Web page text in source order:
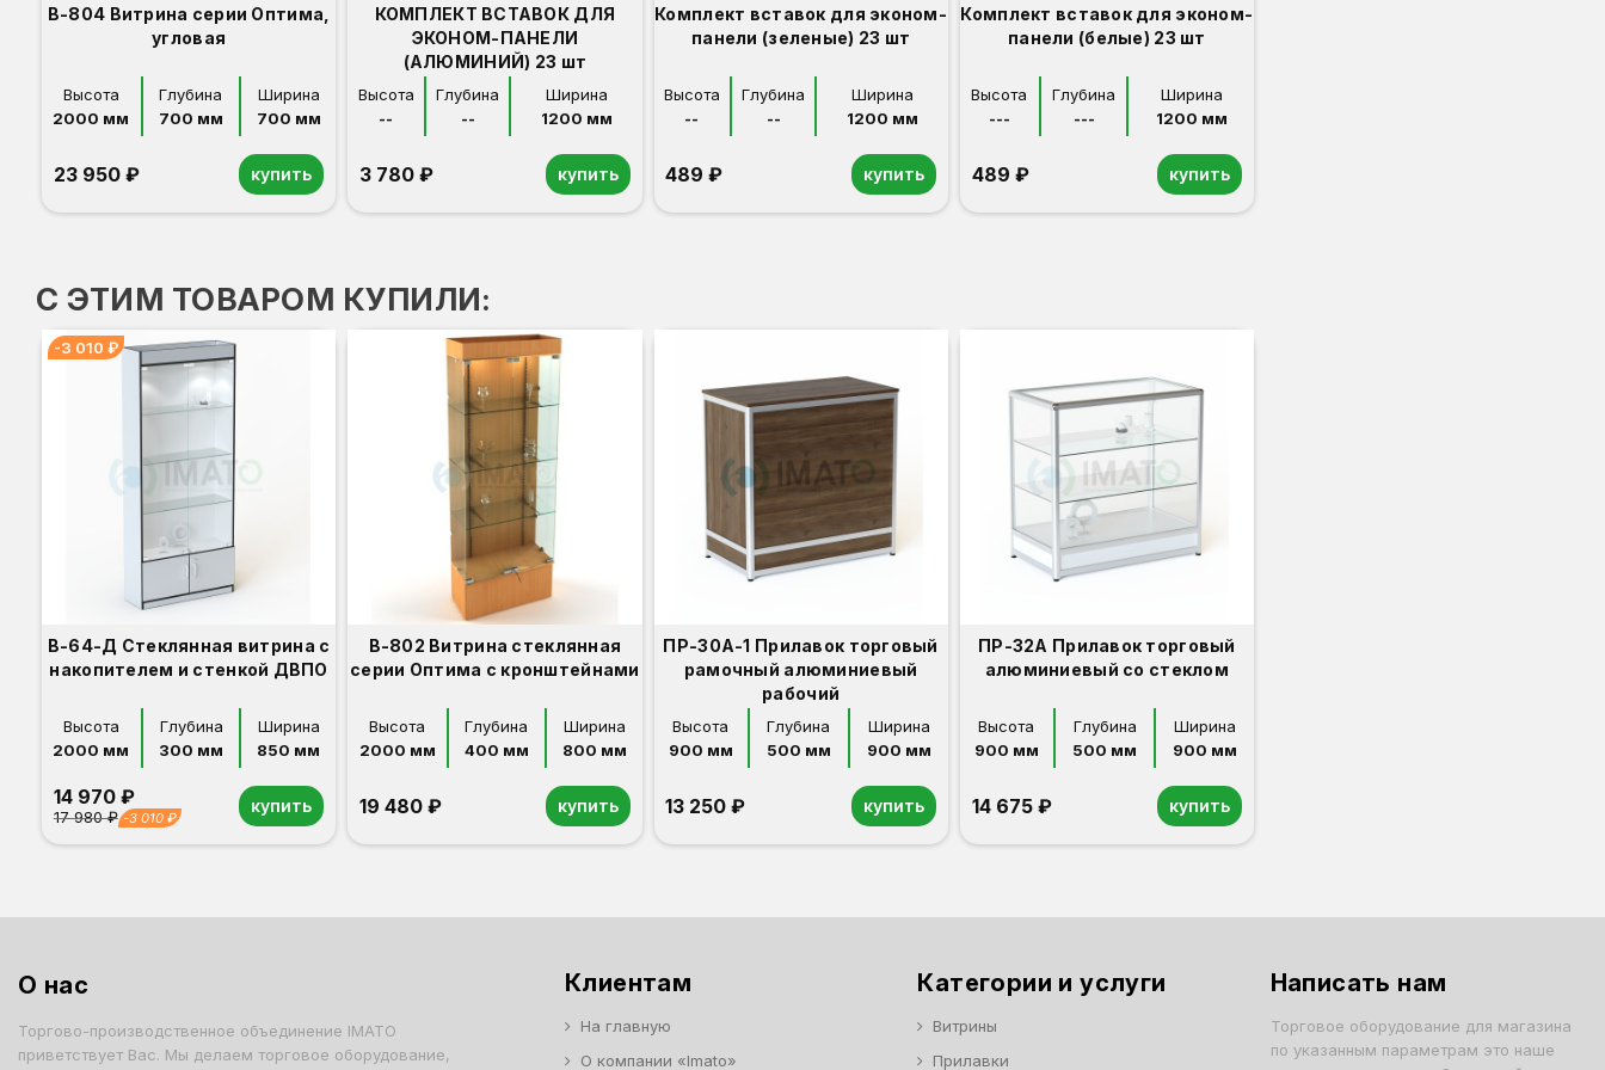
В-804 Витрина серии Оптима,
угловая
Высота
2000 мм
Глубина
700 мм
Ширина
700 мм
23 950 ₽ купить
КОМПЛЕКТ ВСТАВОК ДЛЯ
ЭКОНОМ-ПАНЕЛИ
(АЛЮМИНИЙ) 23 шт
Высота
--
Глубина
--
Ширина
1200 мм
3 780 ₽ купить
Комплект вставок для эконом-
панели (зеленые) 23 шт
Высота
--
Глубина
--
Ширина
1200 мм
489 ₽ купить
Комплект вставок для эконом-
панели (белые) 23 шт
Высота
---
Глубина
---
Ширина
1200 мм
489 ₽ купить
С ЭТИМ ТОВАРОМ КУПИЛИ:
-3 010 ₽
В-64-Д Стеклянная витрина с
накопителем и стенкой ДВПО
Высота
2000 мм
Глубина
300 мм
Ширина
850 мм
14 970 ₽
17 980 ₽ -3 010 ₽
купить
В-802 Витрина стеклянная
серии Оптима с кронштейнами
Высота
2000 мм
Глубина
400 мм
Ширина
800 мм
19 480 ₽ купить
ПР-30А-1 Прилавок торговый
рамочный алюминиевый
рабочий
Высота
900 мм
Глубина
500 мм
Ширина
900 мм
13 250 ₽ купить
ПР-32А Прилавок торговый
алюминиевый со стеклом
Высота
900 мм
Глубина
500 мм
Ширина
900 мм
14 675 ₽ купить
О нас
Торгово-производственное объединение IMATO
приветствует Вас. Мы делаем торговое оборудование,
Клиентам
На главную
О компании «Imato»
Категории и услуги
Витрины
Прилавки
Написать нам
Торговое оборудование для магазина
по указанным параметрам это наше